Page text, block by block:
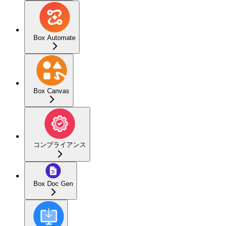
Box Automate
Box Canvas
コンプライアンス
Box Doc Gen